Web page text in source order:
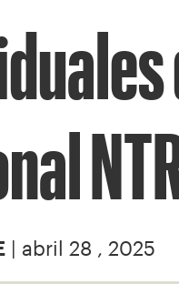
| abril 28 , 2025